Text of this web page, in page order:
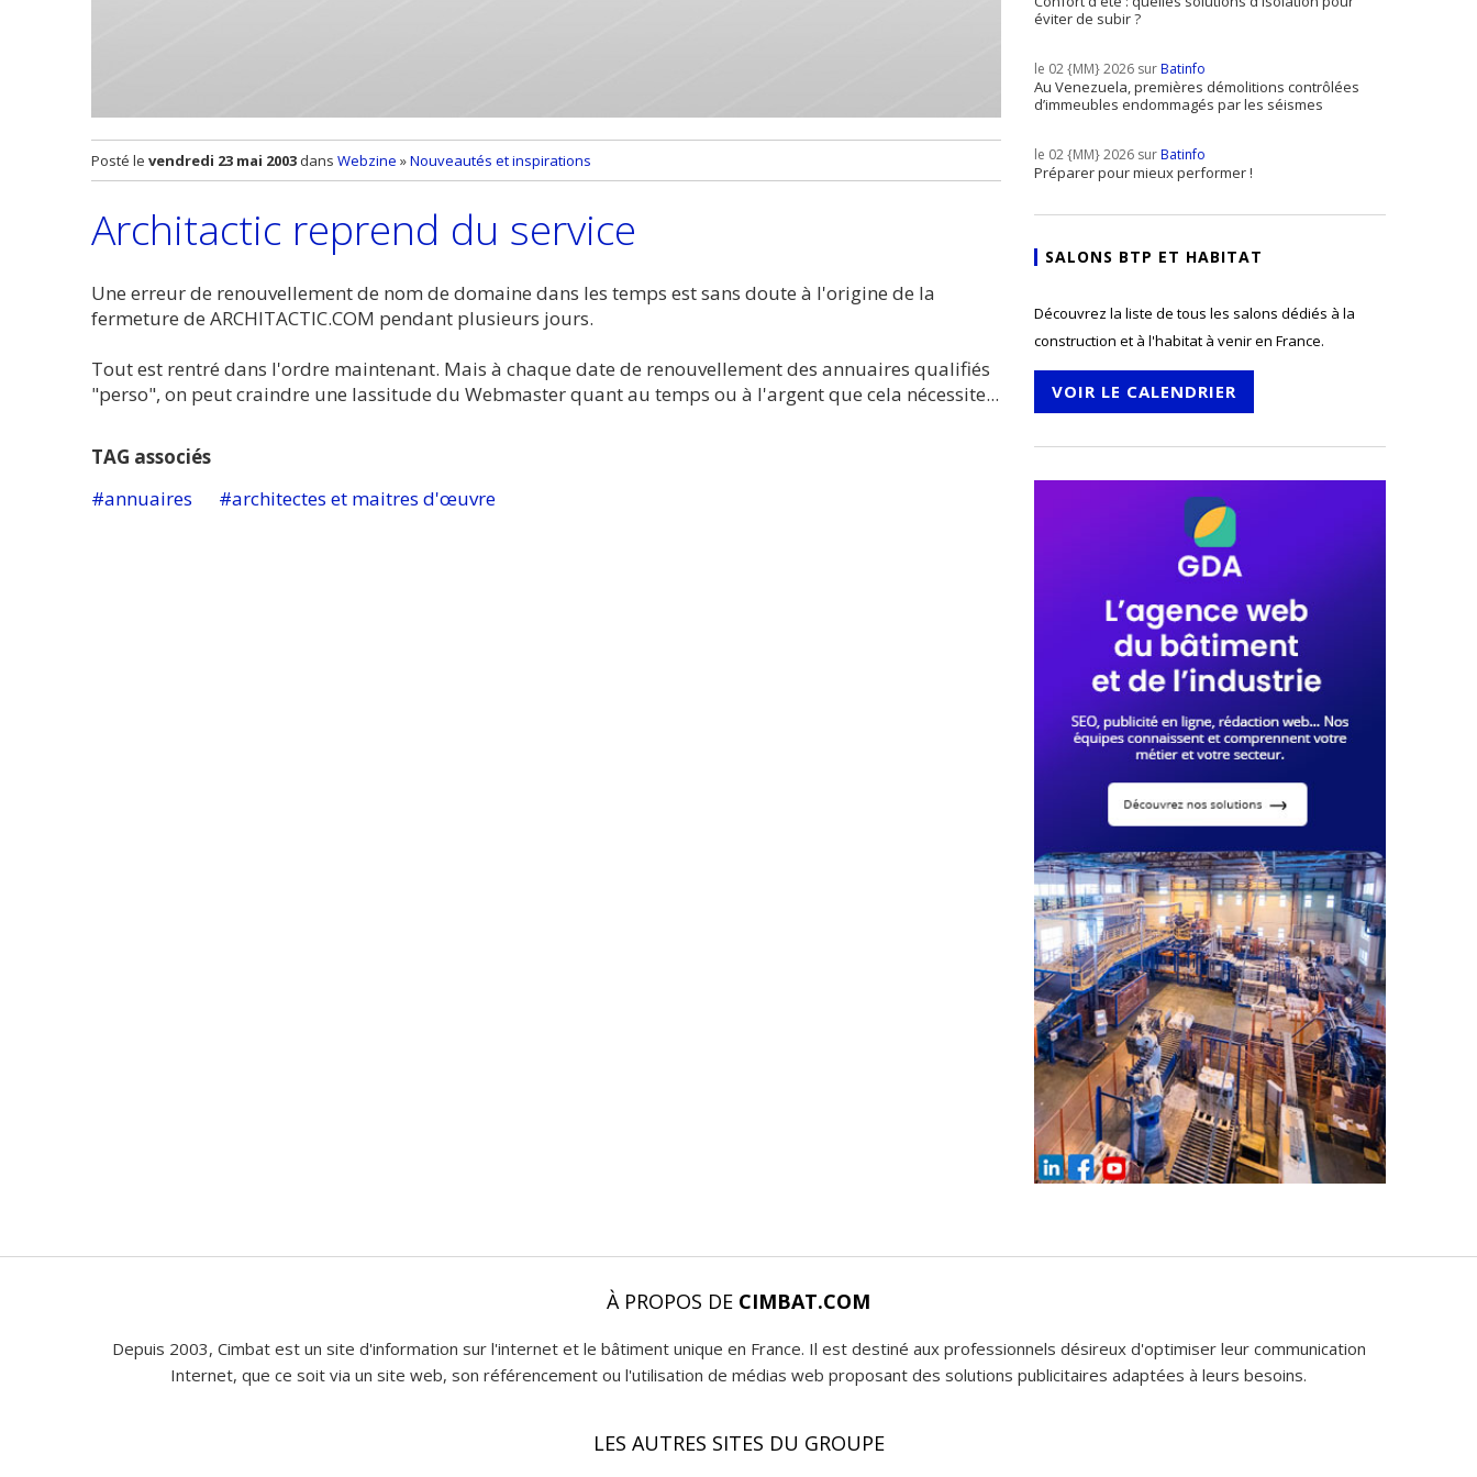
Posté le vendredi 23 mai 2003 dans Webzine »Nouveautés et inspirations
Architactic reprend du service
Une erreur de renouvellement de nom de domaine dans les temps est sans doute à l'origine de la
fermeture de ARCHITACTIC.COM pendant plusieurs jours.
Tout est rentré dans l'ordre maintenant. Mais à chaque date de renouvellement des annuaires qualifiés
"perso", on peut craindre une lassitude du Webmaster quant au temps ou à l'argent que cela nécessite...
TAG associés
annuaires
architectes et maitres d'œuvre
éviter de subir ?
le 02 {MM} 2026 surBatinfo
Au Venezuela, premières démolitions contrôlées
d’immeubles endommagés par les séismes
le 02 {MM} 2026 surBatinfo
Préparer pour mieux performer !
SALONS BTP ET HABITAT
Découvrez la liste de tous les salons dédiés à la
construction et à l'habitat à venir en France.
VOIR LE CALENDRIER
À PROPOS DE CIMBAT.COM
Depuis 2003, Cimbat est un site d'information sur l'internet et le bâtiment unique en France. Il est destiné aux professionnels désireux d'optimiser leur communication
Internet, que ce soit via un site web, son référencement ou l'utilisation de médias web proposant des solutions publicitaires adaptées à leurs besoins.
LES AUTRES SITES DU GROUPE